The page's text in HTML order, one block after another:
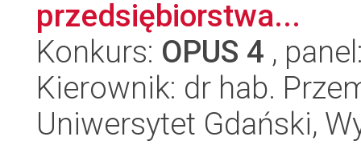
przedsiębiorstwa...
Konkurs: OPUS 4 ,
Kierownik: dr hab.
Uniwersytet Gdański,